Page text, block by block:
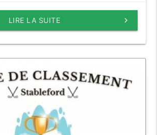
keyboard_arrow_right
LIRE LA SUITE